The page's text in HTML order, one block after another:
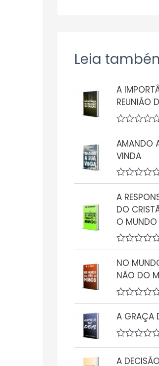
Leia
A
REUNIÃO
A
v
a
l
a
ç
o
0
d
e
5
AMANDO
VINDA
A
v
a
l
i
a
ç
ã
o
0
d
e
5
A
DO
O MUNDO
A
v
a
l
a
o
d
NO
NÃO DO
A
v
a
i
a
ã
A GRAÇA
A
a
A